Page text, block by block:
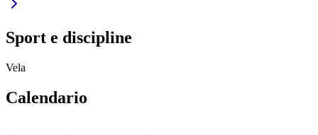
Sport e discipline
Vela
Calendario